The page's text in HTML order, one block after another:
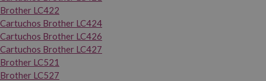
Brother LC422
Cartuchos Brother LC424
Cartuchos Brother LC426
Cartuchos Brother LC427
Brother LC521
Brother LC527